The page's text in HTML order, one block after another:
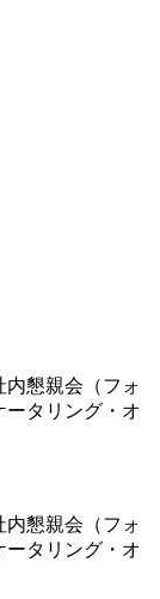
内懇親会（フォ
ータリング・オ
内懇親会（フォ
ータリング・オ